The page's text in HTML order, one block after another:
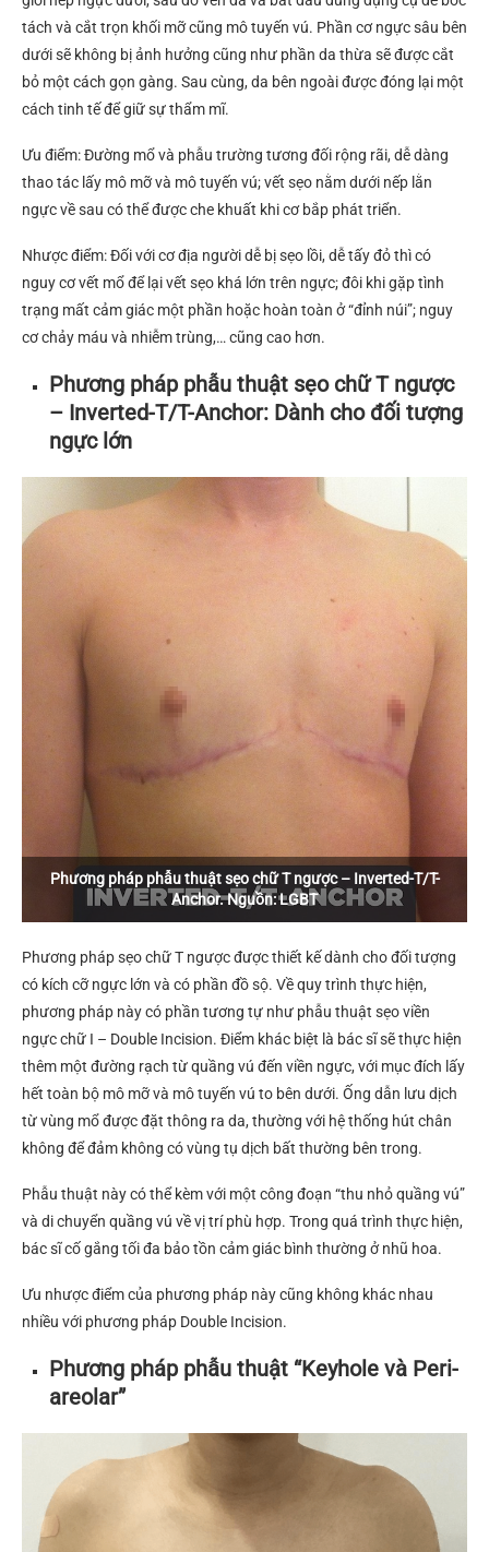
tách và cắt trọn khối mỡ cũng mô tuyến vú. Phần cơ ngực sâu bên
dưới sẽ không bị ảnh hưởng cũng như phần da thừa sẽ được cắt
bỏ một cách gọn gàng. Sau cùng, da bên ngoài được đóng lại một
cách tinh tế để giữ sự thẩm mĩ.
Ưu điểm: Đường mổ và phẫu trường tương đối rộng rãi, dễ dàng
thao tác lấy mô mỡ và mô tuyến vú; vết sẹo nằm dưới nếp lằn
ngực về sau có thể được che khuất khi cơ bắp phát triển.
Nhược điểm: Đối với cơ địa người dễ bị sẹo lồi, dễ tấy đỏ thì có
nguy cơ vết mổ để lại vết sẹo khá lớn trên ngực; đôi khi gặp tình
trạng mất cảm giác một phần hoặc hoàn toàn ở “đỉnh núi”; nguy
cơ chảy máu và nhiễm trùng,… cũng cao hơn.
Phương pháp phẫu thuật sẹo chữ T ngược
– Inverted-T/T-Anchor: Dành cho đối tượng
ngực lớn
Phương pháp phẫu thuật sẹo chữ T ngược – Inverted-T/T-
Anchor. Nguồn: LGBT
Phương pháp sẹo chữ T ngược được thiết kế dành cho đối tượng
có kích cỡ ngực lớn và có phần đồ sộ. Về quy trình thực hiện,
phương pháp này có phần tương tự như phẫu thuật sẹo viền
ngực chữ I – Double Incision. Điểm khác biệt là bác sĩ sẽ thực hiện
thêm một đường rạch từ quầng vú đến viền ngực, với mục đích lấy
hết toàn bộ mô mỡ và mô tuyến vú to bên dưới. Ống dẫn lưu dịch
từ vùng mổ được đặt thông ra da, thường với hệ thống hút chân
không để đảm không có vùng tụ dịch bất thường bên trong.
Phẫu thuật này có thể kèm với một công đoạn “thu nhỏ quầng vú”
và di chuyển quầng vú về vị trí phù hợp. Trong quá trình thực hiện,
bác sĩ cố gắng tối đa bảo tồn cảm giác bình thường ở nhũ hoa.
Ưu nhược điểm của phương pháp này cũng không khác nhau
nhiều với phương pháp Double Incision.
Phương pháp phẫu thuật “Keyhole và Peri-
areolar”